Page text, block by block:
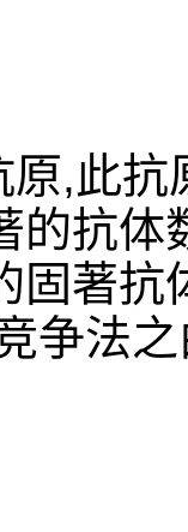
,此
的抗
固著
争法